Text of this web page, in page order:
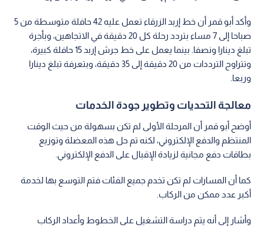
وأكد أبو قمر أن خط إربد الزرقاء تعمل عليه 42 حافلة متوسطة من 5
صباحا إلى 7 مساء بتردد رحلة كل 20 دقيقة في الاتجاهين، وبأجرة
تبلغ دينارا ونصفا. بينما يعمل على خط جرش إربد 15 حافلة كبيرة،
وتتراوح الترددات من 20 دقيقة إلى 35 دقيقة، وبتعرفة تبلغ دينارا
وربعا.
معالجة التحديات وتطوير جودة الخدمات
أوضح أبو قمر أن المرحلة الأولى لم تكن بسهولة من حيث الوقت
المنتظم والدفع الإلكتروني، لكنه تم حل هذه المعضلة وتوزيع
بطاقات دفع مجانية لزيادة الإقبال على الدفع الإلكتروني.
كما أن المسارات لم تكن تخدم جميع الفئات فتم التوسع بها لخدمة
أكبر عدد ممكن من الركاب.
وأشار إلى أنه يتم دراسة التشغيل على الخطوط وأعداد الركاب